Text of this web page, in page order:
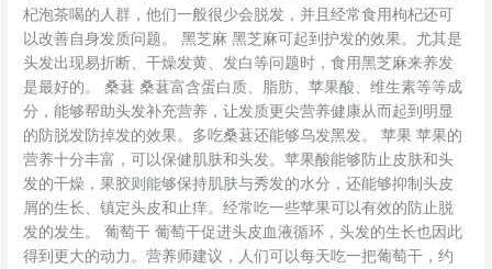
杞泡茶喝的人群，他们一般很少会脱发，并且经常食用枸杞还可
以改善自身发质问题。 黑芝麻 黑芝麻可起到护发的效果。尤其是
头发出现易折断、干燥发黄、发白等问题时，食用黑芝麻来养发
是最好的。 桑葚 桑葚富含蛋白质、脂肪、苹果酸、维生素等等成
分，能够帮助头发补充营养，让发质更尖营养健康从而起到明显
的防脱发防掉发的效果。多吃桑葚还能够乌发黑发。 苹果 苹果的
营养十分丰富，可以保健肌肤和头发。苹果酸能够防止皮肤和头
发的干燥，果胶则能够保持肌肤与秀发的水分，还能够抑制头皮
屑的生长、镇定头皮和止痒。经常吃一些苹果可以有效的防止脱
发的发生。 葡萄干 葡萄干促进头皮血液循环，头发的生长也因此
得到更大的动力。营养师建议，人们可以每天吃一把葡萄干，约